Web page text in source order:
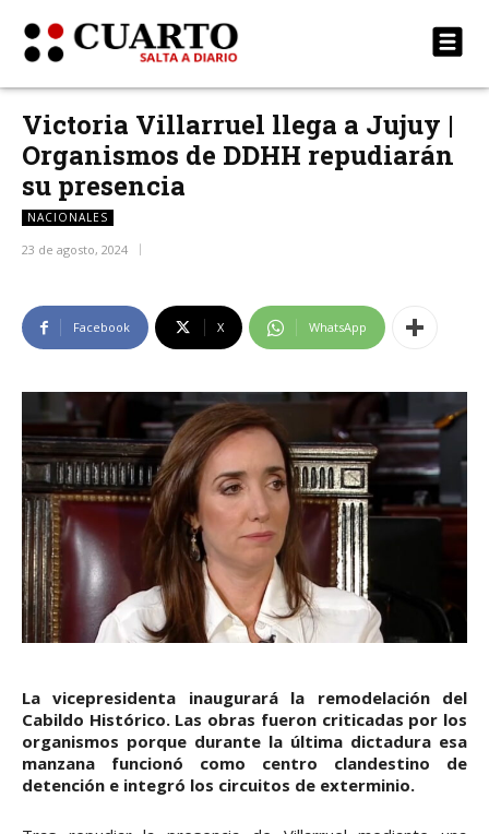
Victoria Villarruel llega a Jujuy |
Organismos de DDHH repudiarán
su presencia
NACIONALES
23 de agosto, 2024
Facebook X WhatsApp
La vicepresidenta inaugurará la remodelación del
Cabildo Histórico. Las obras fueron criticadas por los
organismos porque durante la última dictadura esa
manzana funcionó como centro clandestino de
detención e integró los circuitos de exterminio.